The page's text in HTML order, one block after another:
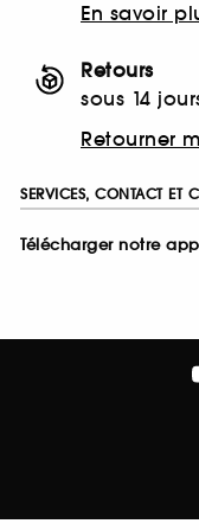
En savoir
Retours
sous 14
Retourner
SERVICES, CONTACT ET
Télécharger notre